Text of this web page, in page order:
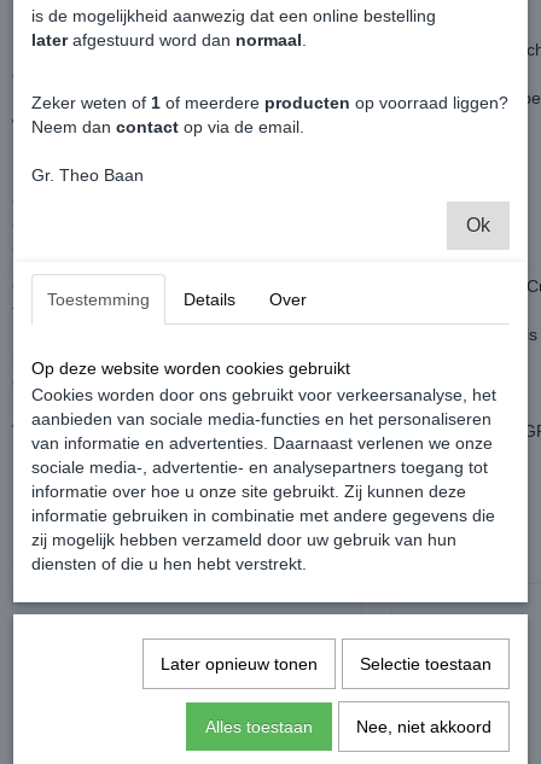
Hiermee word het gaaswerk hetzelfde dan in de onderste grille.
De bumper word pasvorm geleverd voor je Caddy, echter moet je
één en ander wijzigen.
Ik help je daarbij met de juiste info van tevoren of wanneer de
worden.
- Voorbumper
- Onderste midden Grille
- Onderste zij grille
Ook de bovenste grille kan online mee besteld worden, origineel of
te vinden.
In verband met het stoppen van de verkoop van Custom bumpers,
kans.
Op korte termijn zullen ze voorlopig niet meer leverbaar zijn.
Voorbumper Golf 7 5 GTI Custom Made - Volkswagen Caddy MK3
Ook interessant
is de mogelijkheid aanwezig dat een online bestelling
laterafgestuurd word dan normaal
Zeker weten of 1 of meerdere producten op voorraad liggen?
Neem dan contact op via de email.
Gr. Theo Baan
Ok
Toestemming Details Over
Op deze website worden cookies gebruikt
Cookies worden door ons gebruikt voor verkeersanalyse, het
aanbieden van sociale media-functies en het personaliseren
van informatie en advertenties. Daarnaast verlenen we onze
sociale media-, advertentie- en analysepartners toegang tot
informatie over hoe u onze site gebruikt. Zij kunnen deze
informatie gebruiken in combinatie met andere gegevens die
zij mogelijk hebben verzameld door uw gebruik van hun
diensten of die u hen hebt verstrekt.
Later opnieuw tonen Selectie toestaan
Alles toestaan Nee, niet akkoord